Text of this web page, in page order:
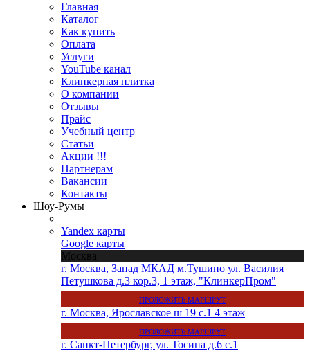
Главная
Каталог
Как купить
Оплата
Услуги
YouTube канал
Клинкерная плитка
О компании
Отзывы
Прайс
Учебный центр
Статьи
Акции !!!
Партнерам
Вакансии
Контакты
Шоу-Румы
Yandex карты
Google карты
Москва
г. Москва, Запад МКАД м.Тушино ул. Василия
Петушкова д.3 кор.3, 1 этаж, "КлинкерПром"
ПРОЛОЖИТЬ МАРШРУТ
г. Москва, Ярославское ш 19 с.1 4 этаж
ПРОЛОЖИТЬ МАРШРУТ
г. Санкт-Петербург, ул. Тосина д.6 с.1